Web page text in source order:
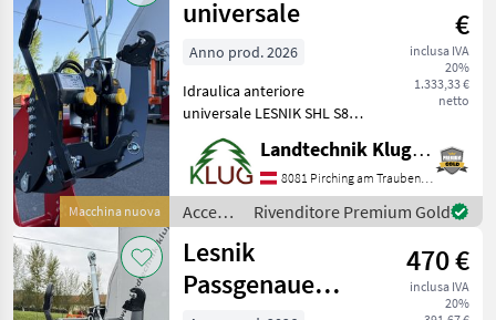
/
Lesnik
Macchina nuova
universale
€
inclusa IVA
20%
1.333,33 €
netto
Anno prod. 2026
Idraulica anteriore
universale LESNIK SHL S8
con potenza di
sollevamento di 800 kg per
AUTOMONTAGGIO senza
staffa di montaggio, per
piccoli trattori da 25 a 55
HP, p
Landtechnik Klug e. U.
8081 Pirching am Traubenberg
Accessori
per
trattore
/
Lesnik
Rivenditore Premium Gold
Lesnik
Passgenaue
470 €
inclusa IVA
20%